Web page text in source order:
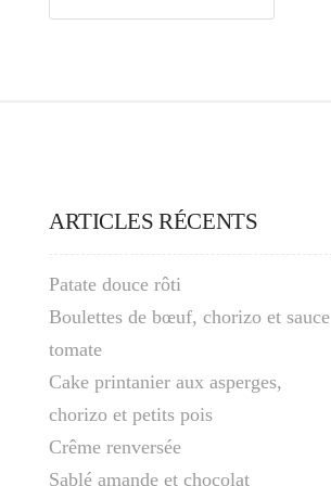
ARTICLES RÉCENTS
Patate douce rôti
Boulettes de bœuf, chorizo et sauce
tomate
Cake printanier aux asperges,
chorizo et petits pois
Crême renversée
Sablé amande et chocolat